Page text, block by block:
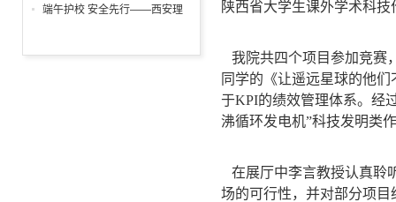
陕西省大学生课外学术科
我院共四个项目参加竞赛
同学的《让遥远星球的他
于KPI的绩效管理体系。经
沸循环发电机”科技发明类
在展厅中李言教授认真聆
场的可行性，并对部分项
学院开展消防安全专项检查
学高科学院2026届毕业典礼暨
端午护校 安全先行——西安理
项培训